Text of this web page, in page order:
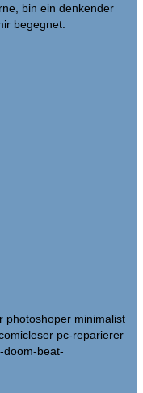
bin ein denkender
begegnet.
photoshoper minimalist
pc-reparierer
doom-beat-